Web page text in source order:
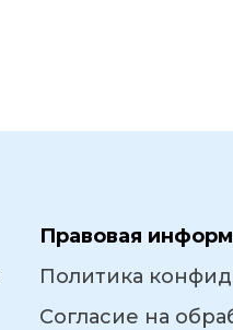
Правовая
Политика
Согласие на